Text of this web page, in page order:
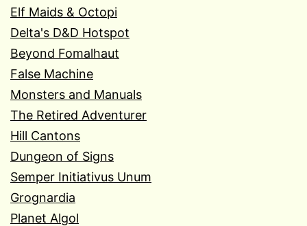
Elf Maids & Octopi
Delta's D&D Hotspot
Beyond Fomalhaut
False Machine
Monsters and Manuals
The Retired Adventurer
Hill Cantons
Dungeon of Signs
Semper Initiativus Unum
Grognardia
Planet Algol